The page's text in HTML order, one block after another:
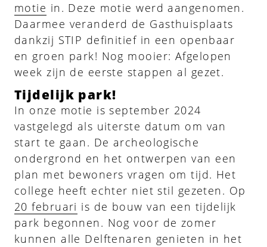
motie in. Deze motie werd aangenomen.
Daarmee veranderd de Gasthuisplaats
dankzij STIP definitief in een openbaar
en groen park! Nog mooier: Afgelopen
week zijn de eerste stappen al gezet.
Tijdelijk park!
In onze motie is september 2024
vastgelegd als uiterste datum om van
start te gaan. De archeologische
ondergrond en het ontwerpen van een
plan met bewoners vragen om tijd. Het
college heeft echter niet stil gezeten. Op
20 februari is de bouw van een tijdelijk
park begonnen. Nog voor de zomer
kunnen alle Delftenaren genieten in het